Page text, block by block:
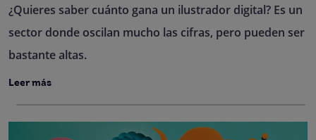
¿Quieres saber cuánto gana un ilustrador digital? Es un
sector donde oscilan mucho las cifras, pero pueden ser
bastante altas.
Leer más